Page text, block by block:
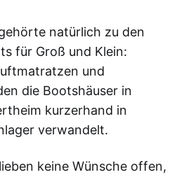
natürlich zu den
für Groß und Klein:
und
die Bootshäuser in
kurzerhand in
verwandelt.
keine Wünsche offen,